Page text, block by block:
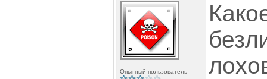
Опытный пользователь